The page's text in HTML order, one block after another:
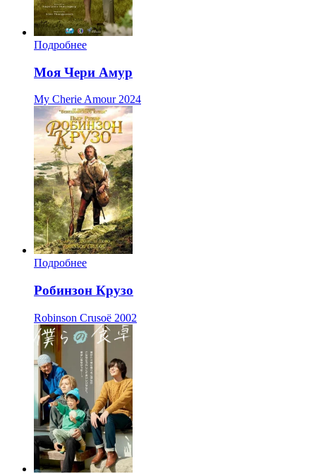
Подробнее
Моя Чери Амур
My Cherie Amour 2024
Подробнее
Робинзон Крузо
Robinson Crusoë 2002